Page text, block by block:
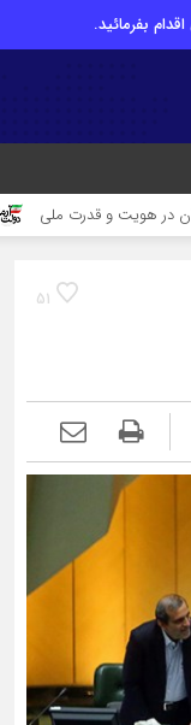
بفرمائید.
ملی توسعه، نان
51